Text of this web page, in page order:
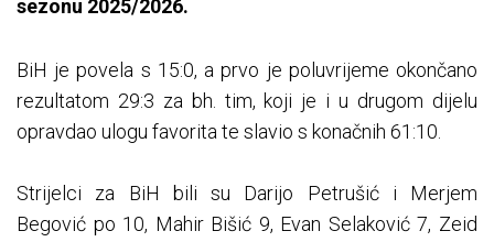
sezonu 2025/2026.
BiH je povela s 15:0, a prvo je poluvrijeme okončano
rezultatom 29:3 za bh. tim, koji je i u drugom dijelu
opravdao ulogu favorita te slavio s konačnih 61:10.
Strijelci za BiH bili su Darijo Petrušić i Merjem
Begović po 10, Mahir Bišić 9, Evan Selaković 7, Zeid